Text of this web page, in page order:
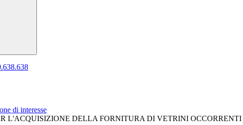
di interesse
L'ACQUISIZIONE DELLA FORNITURA DI VETRINI